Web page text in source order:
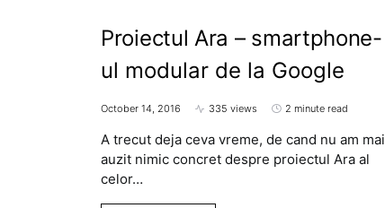
Proiectul Ara – smartphone-
ul modular de la Google
October 14, 2016 335 views 2 minute read
A trecut deja ceva vreme, de cand nu am mai
auzit nimic concret despre proiectul Ara al
celor…